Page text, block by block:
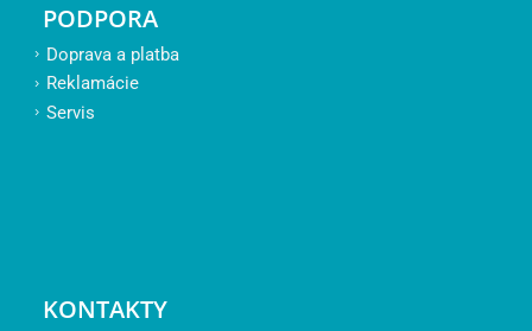
PODPORA
Doprava a platba
Reklamácie
Servis
KONTAKTY